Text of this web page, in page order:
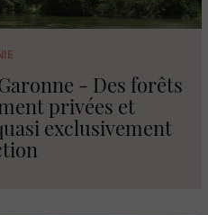
- Des forêts
privées et
exclusivement